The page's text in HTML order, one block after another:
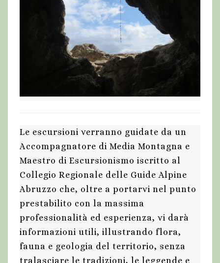
Le escursioni verranno guidate da un
Accompagnatore di Media Montagna e
Maestro di Escursionismo iscritto al
Collegio Regionale delle Guide Alpine
Abruzzo che, oltre a portarvi nel punto
prestabilito con la massima
professionalità ed esperienza, vi darà
informazioni utili, illustrando flora,
fauna e geologia del territorio, senza
tralasciare le tradizioni, le leggende e